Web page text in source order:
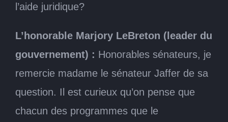
l’aide juridique?
L’honorable Marjory LeBreton (leader du
gouvernement) : Honorables sénateurs, je
remercie madame le sénateur Jaffer de sa
question. Il est curieux qu’on pense que
chacun des programmes que le